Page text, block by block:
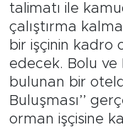
talimatı ile
çalıştırma
bir işçinin kadro
edecek. Bolu ve
bulunan bir
Buluşması’’
orman işçisine
Öncü Radyo
Öncü TV İzle
Son Dakika
Haber Arşivi